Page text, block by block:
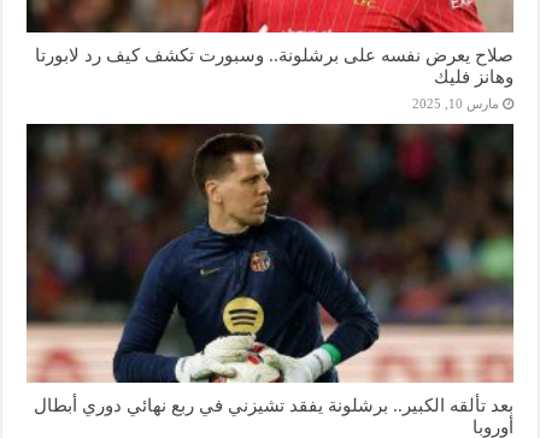
صلاح يعرض نفسه على برشلونة.. وسبورت تكشف كيف رد لابورتا
وهانز فليك
مارس 10, 2025
بعد تألقه الكبير.. برشلونة يفقد تشيزني في ربع نهائي دوري أبطال
أوروبا